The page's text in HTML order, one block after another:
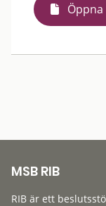
MSB RIB
RIB är ett